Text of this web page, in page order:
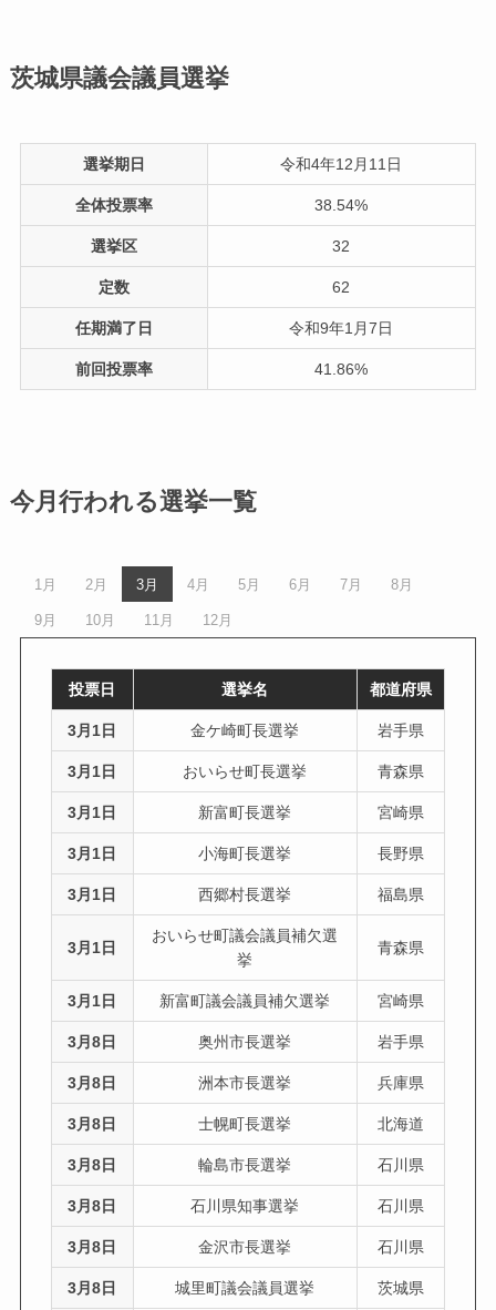
茨城県議会議員選挙
選挙期日 令和4年12月11日
全体投票率 38.54%
選挙区 32
定数 62
任期満了日 令和9年1月7日
前回投票率 41.86%
今月行われる選挙一覧
1月 2月 3月 4月 5月 6月 7月 8月
9月 10月 11月 12月
投票日 選挙名 都道府県
3月1日 金ケ崎町長選挙 岩手県
3月1日 おいらせ町長選挙 青森県
3月1日 新富町長選挙 宮崎県
3月1日 小海町長選挙 長野県
3月1日 西郷村長選挙 福島県
3月1日
おいらせ町議会議員補欠選
挙
青森県
3月1日 新富町議会議員補欠選挙 宮崎県
3月8日 奥州市長選挙 岩手県
3月8日 洲本市長選挙 兵庫県
3月8日 士幌町長選挙 北海道
3月8日 輪島市長選挙 石川県
3月8日 石川県知事選挙 石川県
3月8日 金沢市長選挙 石川県
3月8日 城里町議会議員選挙 茨城県